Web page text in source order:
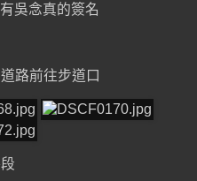
吳念真的簽名
路前往步道口